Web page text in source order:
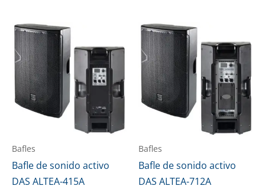
Bafles
Bafle de sonido activo
DAS ALTEA-415A
Bafles
Bafle de sonido activo
DAS ALTEA-712A